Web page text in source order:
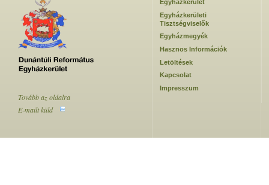
Egyházkerület
Egyházkerületi
Tisztségviselők
Egyházmegyék
Hasznos Információk
Letöltések
Kapcsolat
Impresszum
Tovább az oldalra
E-mailt küld